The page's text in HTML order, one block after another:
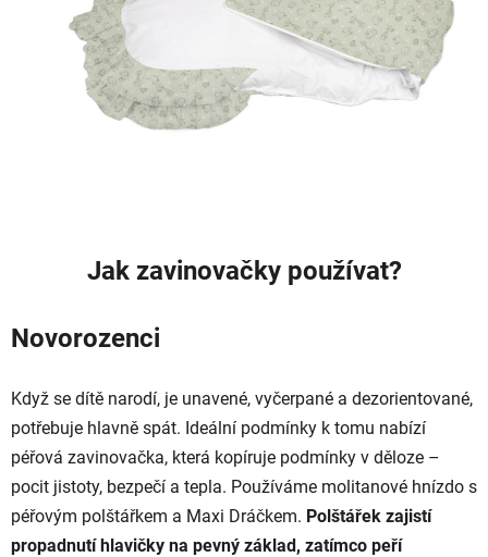
Jak zavinovačky používat?
Novorozenci
Když se dítě narodí, je unavené, vyčerpané a dezorientované,
potřebuje hlavně spát. Ideální podmínky k tomu nabízí
péřová zavinovačka, která kopíruje podmínky v děloze –
pocit jistoty, bezpečí a tepla. Používáme molitanové hnízdo s
péřovým polštářkem a Maxi Dráčkem. Polštářek zajistí
propadnutí hlavičky na pevný základ, zatímco peří